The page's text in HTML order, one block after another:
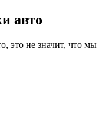
авто
это не значит, что мы